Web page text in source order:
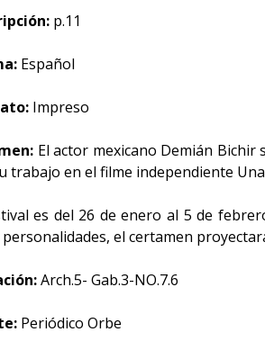
p.11
Español
Impreso
El actor mexicano Demián
trabajo en el filme independiente
es del 26 de enero al 5 de
el certamen
Arch.5- Gab.3-NO.7.6
Periódico Orbe